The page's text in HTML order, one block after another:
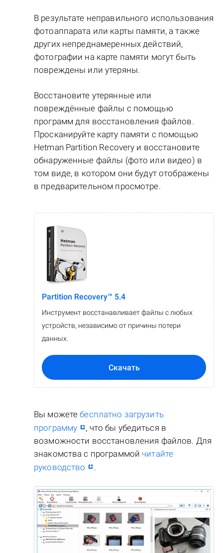
В результате неправильного использования
фотоаппарата или карты памяти, а также
других непреднамеренных действий,
фотографии на карте памяти могут быть
повреждены или утеряны.
Восстановите утерянные или
повреждённые файлы с помощью
программ для восстановления файлов.
Просканируйте карту памяти с помощью
Hetman Partition Recovery и восстановите
обнаруженные файлы (фото или видео) в
том виде, в котором они будут отображены
в предварительном просмотре.
Partition Recovery™ 5.4
Инструмент восстанавливает файлы с любых
устройств, независимо от причины потери
данных.
Скачать
Вы можетебесплатно загрузить
программу
, что бы убедиться в
возможности восстановления файлов. Для
знакомства с программойчитайте
руководство
.